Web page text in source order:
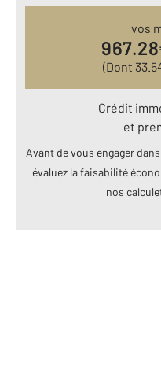
vos
967.28
(Dont
Crédit
et
Avant de vous engager
évaluez la faisabilité
nos